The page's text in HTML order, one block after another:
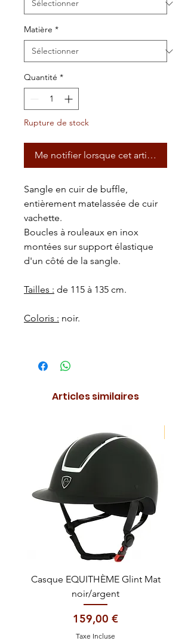
Matière *
Quantité *
Rupture de stock
Me notifier lorsque cet article est
Sangle en cuir de buffle,
entièrement matelassée de cuir
vachette.
Boucles à rouleaux en inox
montées sur support élastique
d'un côté de la sangle.
Tailles : de 115 à 135 cm.
Coloris : noir.
Articles similaires
Casque EQUITHÈME Glint Mat
noir/argent
Prix
159,00 €
Taxe Incluse